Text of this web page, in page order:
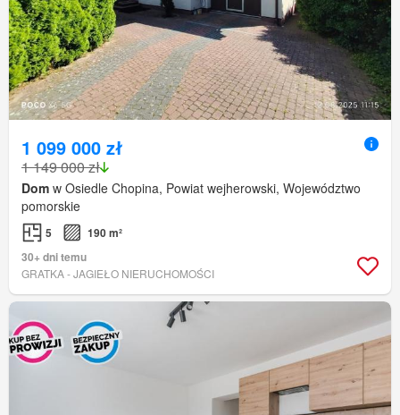
1 099 000 zł
1 149 000 zł
Dom w Osiedle Chopina, Powiat wejherowski, Województwo
pomorskie
5
190 m²
30+ dni temu
GRATKA - JAGIEŁO NIERUCHOMOŚCI